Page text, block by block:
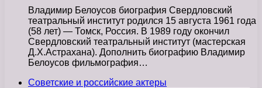
Владимир Белоусов биография Свердловский
театральный институт родился 15 августа 1961 года
(58 лет) — Томск, Россия. В 1989 году окончил
Свердловский театральный институт (мастерская
Д.Х.Астрахана). Дополнить биографию Владимир
Белоусов фильмография…
Советские и российские актеры